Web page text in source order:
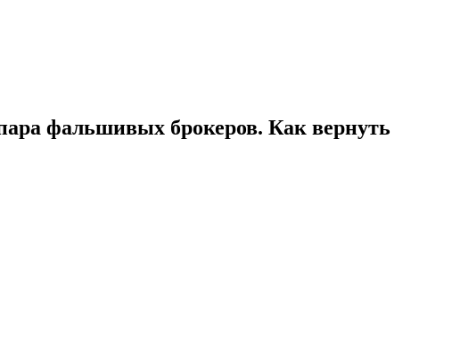
фальшивых брокеров. Как вернуть